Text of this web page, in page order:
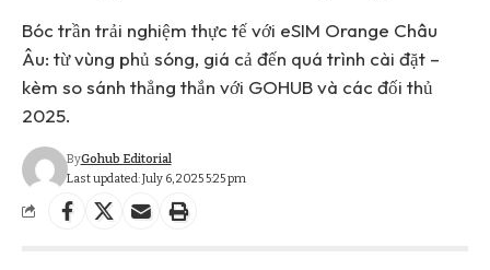
Bóc trần trải nghiệm thực tế với eSIM Orange Châu
Âu: từ vùng phủ sóng, giá cả đến quá trình cài đặt –
kèm so sánh thẳng thắn với GOHUB và các đối thủ
2025.
Last updated: July 6, 2025 5:25 pm
ByGohub Editorial